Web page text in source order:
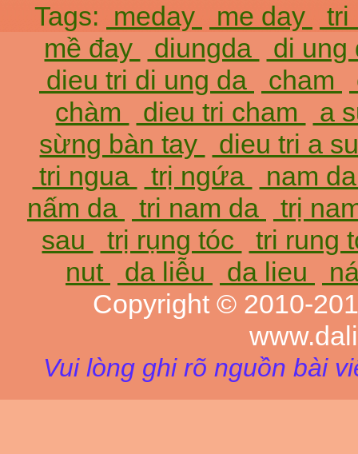
Tags: meday me day
tri
mề đay
diungda
di
dieu tri di ung da
cham
chàm
dieu tri cham
a
sừng bàn tay
dieu tri a
tri ngua
trị ngứa
nam
nấm da
tri nam da
trị
sau
trị rụng tóc
tri rung
nut
da liễu da lieu
Copyright © 2010-
Vui lòng ghi rõ nguồn bài